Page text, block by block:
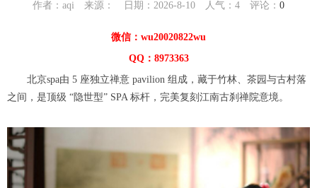
作者：aqi 来源： 日期：2026-8-10 人气： 4 评论： 0
微信：wu20020822wu
QQ：8973363
北京spa由 5 座独立禅意 pavilion 组成，藏于竹林、茶园与古村落
之间，是顶级 “隐世型” SPA 标杆，完美复刻江南古刹禅院意境。